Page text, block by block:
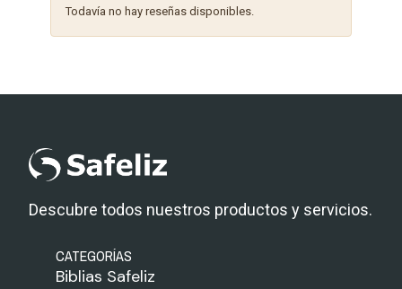
Todavía no hay reseñas disponibles.
Descubre todos nuestros productos y servicios.
CATEGORÍAS
Biblias Safeliz